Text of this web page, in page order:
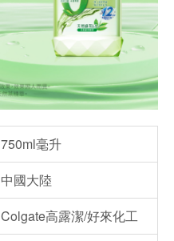
750ml毫升
中國大陸
Colgate高露潔/好來化工